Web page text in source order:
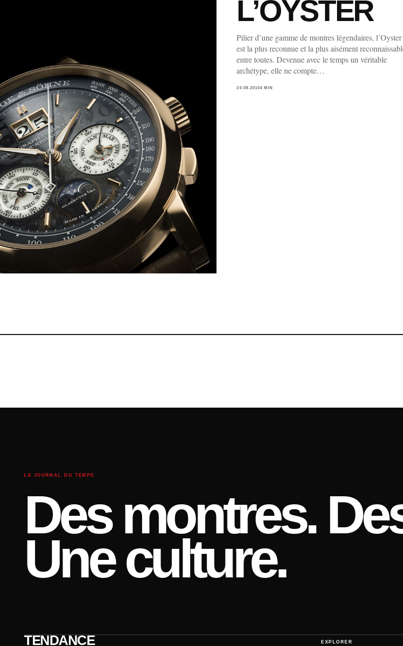
L’OYSTER
Pilier d’une gamme de montres légendaires, l’Oyster
est la plus reconnue et la plus aisément
entre toutes. Devenue avec le temps un véritable
archétype, elle ne compte…
20.08.20104 MIN
LE JOURNAL DU TEMPS
Des montres.
Une culture.
TENDANCE EXPLORER